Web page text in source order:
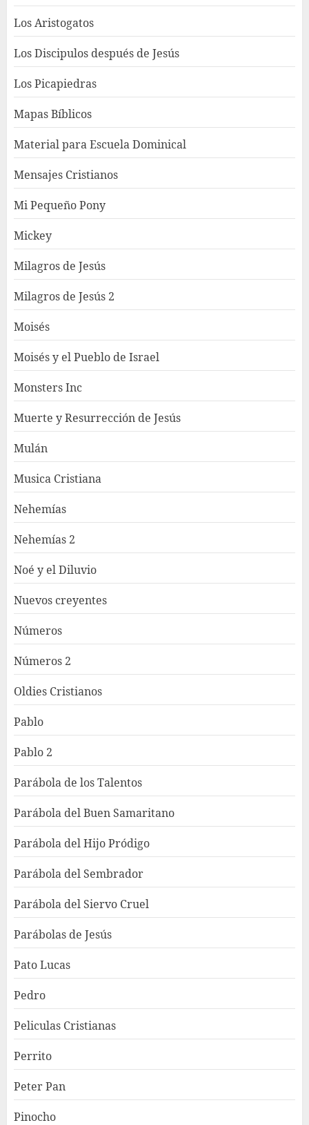
Los Aristogatos
Los Discipulos después de Jesús
Los Picapiedras
Mapas Bíblicos
Material para Escuela Dominical
Mensajes Cristianos
Mi Pequeño Pony
Mickey
Milagros de Jesús
Milagros de Jesús 2
Moisés
Moisés y el Pueblo de Israel
Monsters Inc
Muerte y Resurrección de Jesús
Mulán
Musica Cristiana
Nehemías
Nehemías 2
Noé y el Diluvio
Nuevos creyentes
Números
Números 2
Oldies Cristianos
Pablo
Pablo 2
Parábola de los Talentos
Parábola del Buen Samaritano
Parábola del Hijo Pródigo
Parábola del Sembrador
Parábola del Siervo Cruel
Parábolas de Jesús
Pato Lucas
Pedro
Peliculas Cristianas
Perrito
Peter Pan
Pinocho